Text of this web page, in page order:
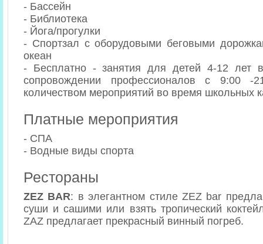
- Бассейн
- Библиотека
- Йога/прогулки
- Спортзал с оборудовыми беговыми
океан
- Бесплатно - занятия для детей 4-12 лет
сопровождении профессионалов с 9:00 -
количеством мероприятий во время школьных
Платные мероприятия
- СПА
- Водные виды спорта
Рестораны
ZEZ BAR: в элегантном стиле ZEZ bar
суши и сашими или взять тропический
ZAZ предлагает прекрасный винный погреб.